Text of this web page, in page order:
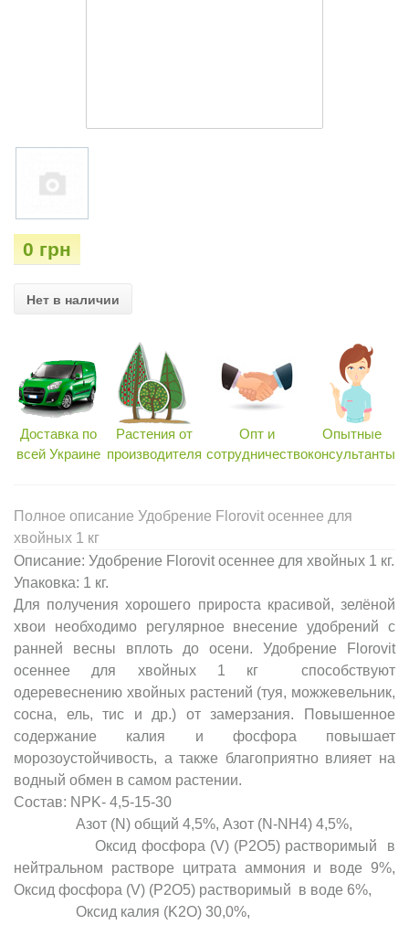
0 грн
Нет в наличии
Доставка по
всей Украине
Растения от
производителя
Опт и
сотрудничество
Опытные
консультанты
Полное описание Удобрение Florovit осеннее для
хвойных 1 кг
Описание: Удобрение Florovit осеннее для хвойных 1 кг.
Упаковка: 1 кг.
Для получения хорошего прироста красивой, зелёной
хвои необходимо регулярное внесение удобрений с
ранней весны вплоть до осени. Удобрение Florovit
осеннее для хвойных 1 кг способствуют
одеревеснению хвойных растений (туя, можжевельник,
сосна, ель, тис и др.) от замерзания. Повышенное
содержание калия и фосфора повышает
морозоустойчивость, а также благоприятно влияет на
водный обмен в самом растении.
Состав: NPK- 4,5-15-30
Азот (N) общий 4,5%, Азот (N-NH4) 4,5%,
Оксид фосфора (V) (P2O5) растворимый в
нейтральном растворе цитрата аммония и воде 9%,
Оксид фосфора (V) (P2O5) растворимый в воде 6%,
Оксид калия (K2O) 30,0%,